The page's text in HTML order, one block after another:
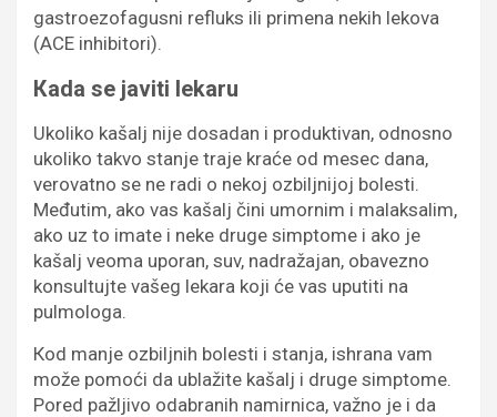
gastroezofagusni refluks ili primena nekih lekova
(ACE inhibitori).
Кada se javiti lekaru
Ukoliko kašalj nije dosadan i produktivan, odnosno
ukoliko takvo stanje traje kraće od mesec dana,
verovatno se ne radi o nekoj ozbiljnijoj bolesti.
Međutim, ako vas kašalj čini umornim i malaksalim,
ako uz to imate i neke druge simptome i ako je
kašalj veoma uporan, suv, nadražajan, obavezno
konsultujte vašeg lekara koji će vas uputiti na
pulmologa.
Кod manje ozbiljnih bolesti i stanja, ishrana vam
može pomoći da ublažite kašalj i druge simptome.
Pored pažljivo odabranih namirnica, važno je i da